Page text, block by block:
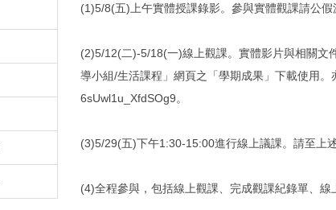
(1)5/8(五)上午實體授課錄影。參與實體觀課請公假
(2)5/12(二)-5/18(一)線上觀課。實體影片與相關文
導小組/生活課程」網頁之「學期成果」下載使用
6sUwl1u_XfdSOg9。
(3)5/29(五)下午1:30-15:00進行線上議課。請至上
(4)全程參與，包括線上觀課、完成觀課紀錄單、